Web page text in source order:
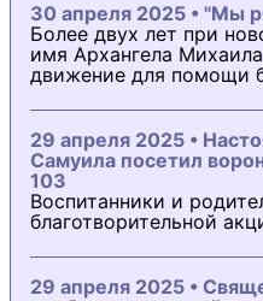
30 апреля 2025 • "Мы
Более двух лет при
имя Архангела
движение для помощи
29 апреля 2025 •
Самуила посетил
103
Воспитанники и
благотворительной
29 апреля 2025 •